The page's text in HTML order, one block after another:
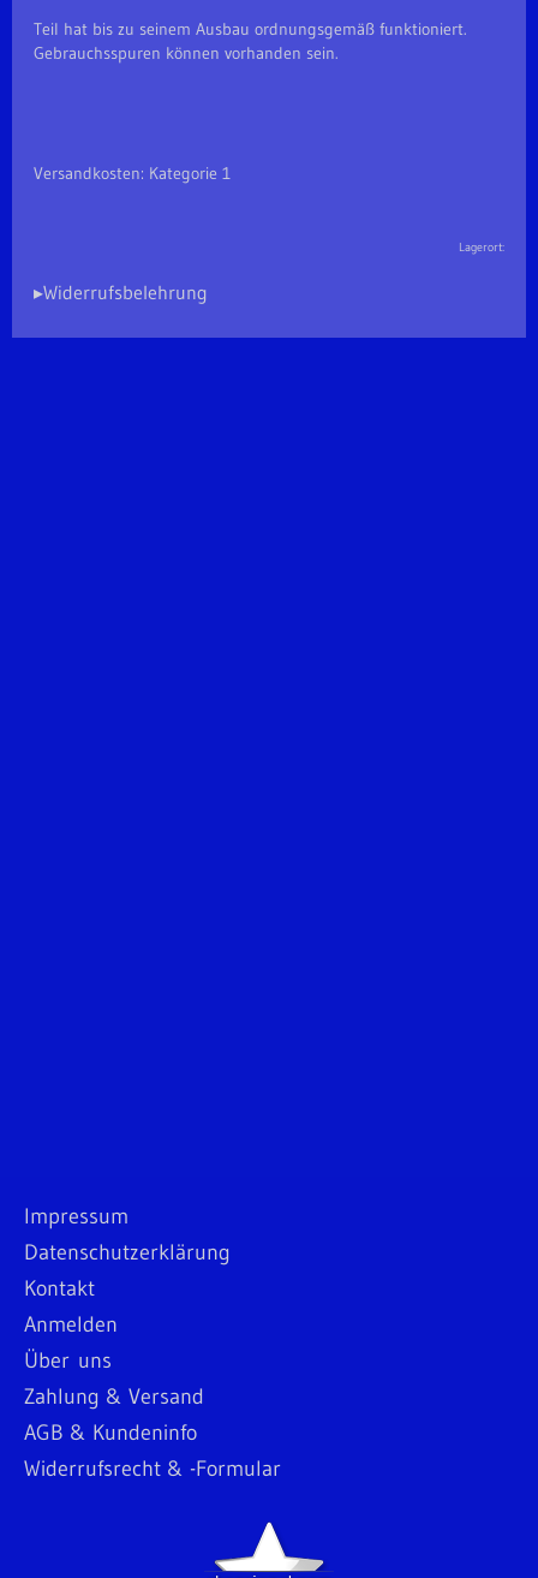
Teil hat bis zu seinem Ausbau ordnungsgemäß funktioniert.
Gebrauchsspuren können vorhanden sein.
Versandkosten: Kategorie 1
Lagerort:
▸Widerrufsbelehrung
Impressum
Datenschutzerklärung
Kontakt
Anmelden
Über uns
Zahlung & Versand
AGB & Kundeninfo
Widerrufsrecht & -Formular